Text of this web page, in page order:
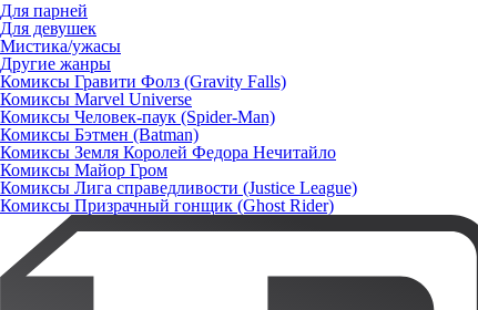
Для парней
Для девушек
Мистика/ужасы
Другие жанры
Комиксы Гравити Фолз (Gravity Falls)
Комиксы Marvel Universe
Комиксы Человек-паук (Spider-Man)
Комиксы Бэтмен (Batman)
Комиксы Земля Королей Федора Нечитайло
Комиксы Майор Гром
Комиксы Лига справедливости (Justice League)
Комиксы Призрачный гонщик (Ghost Rider)